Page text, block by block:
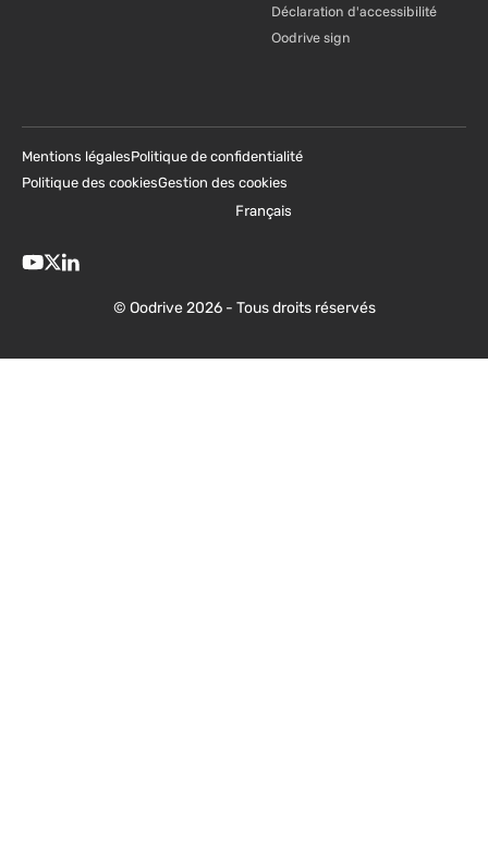
Déclaration d'accessibilité
Oodrive sign
© Oodrive 2026 - Tous droits réservés
Mentions légalesPolitique de confidentialité
Politique des cookiesGestion des cookies
Français